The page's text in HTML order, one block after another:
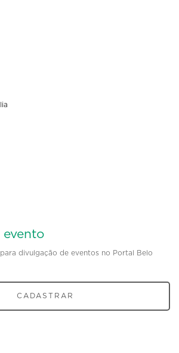
evento
divulgação de eventos no Portal Belo
CADASTRAR